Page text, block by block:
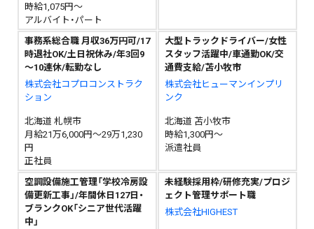
時給1,075円～
アルバイト・パート
事務系総合職 月収36万円可/17
時退社OK/土日祝休み/年3回9
～10連休/転勤なし
株式会社コプロコンストラク
ション
北海道 札幌市
月給21万6,000円～29万1,230
円
正社員
大型トラックドライバー/女性
スタッフ活躍中/車通勤OK/交
通費支給/苫小牧市
株式会社ヒューマンインプリ
ンク
北海道 苫小牧市
時給1,300円～
派遣社員
空調設備施工管理「学校冷房設
備更新工事」/年間休日127日・
ブランクOK「シニア世代活躍
中」
未経験採用枠/研修充実/プロジ
ェクト管理サポート職
株式会社HIGHEST